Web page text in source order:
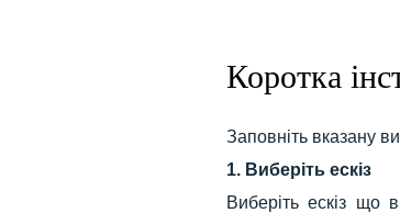
Коротка
Заповніть вказану
1. Виберіть ескіз
Виберіть ескіз що